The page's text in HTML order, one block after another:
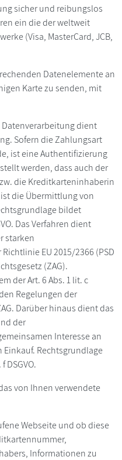
sicher und reibungslos
ein die der weltweit
(Visa, MasterCard, JCB,
Datenelemente an
Karte zu senden, mit
dient
Sofern die Zahlungsart
ist eine Authentifizierung
werden, dass auch der
die Kreditkarteninhaberin
die Übermittlung von
bildet
Das Verfahren dient
starken
EU 2015/2366 (PSD
(ZAG).
der Art. 6 Abs. 1 lit. c
Regelungen der
Darüber hinaus dient das
der
Interesse an
Rechtsgrundlage
DSGVO.
von Ihnen verwendete
Webseite und ob diese
Informationen zu